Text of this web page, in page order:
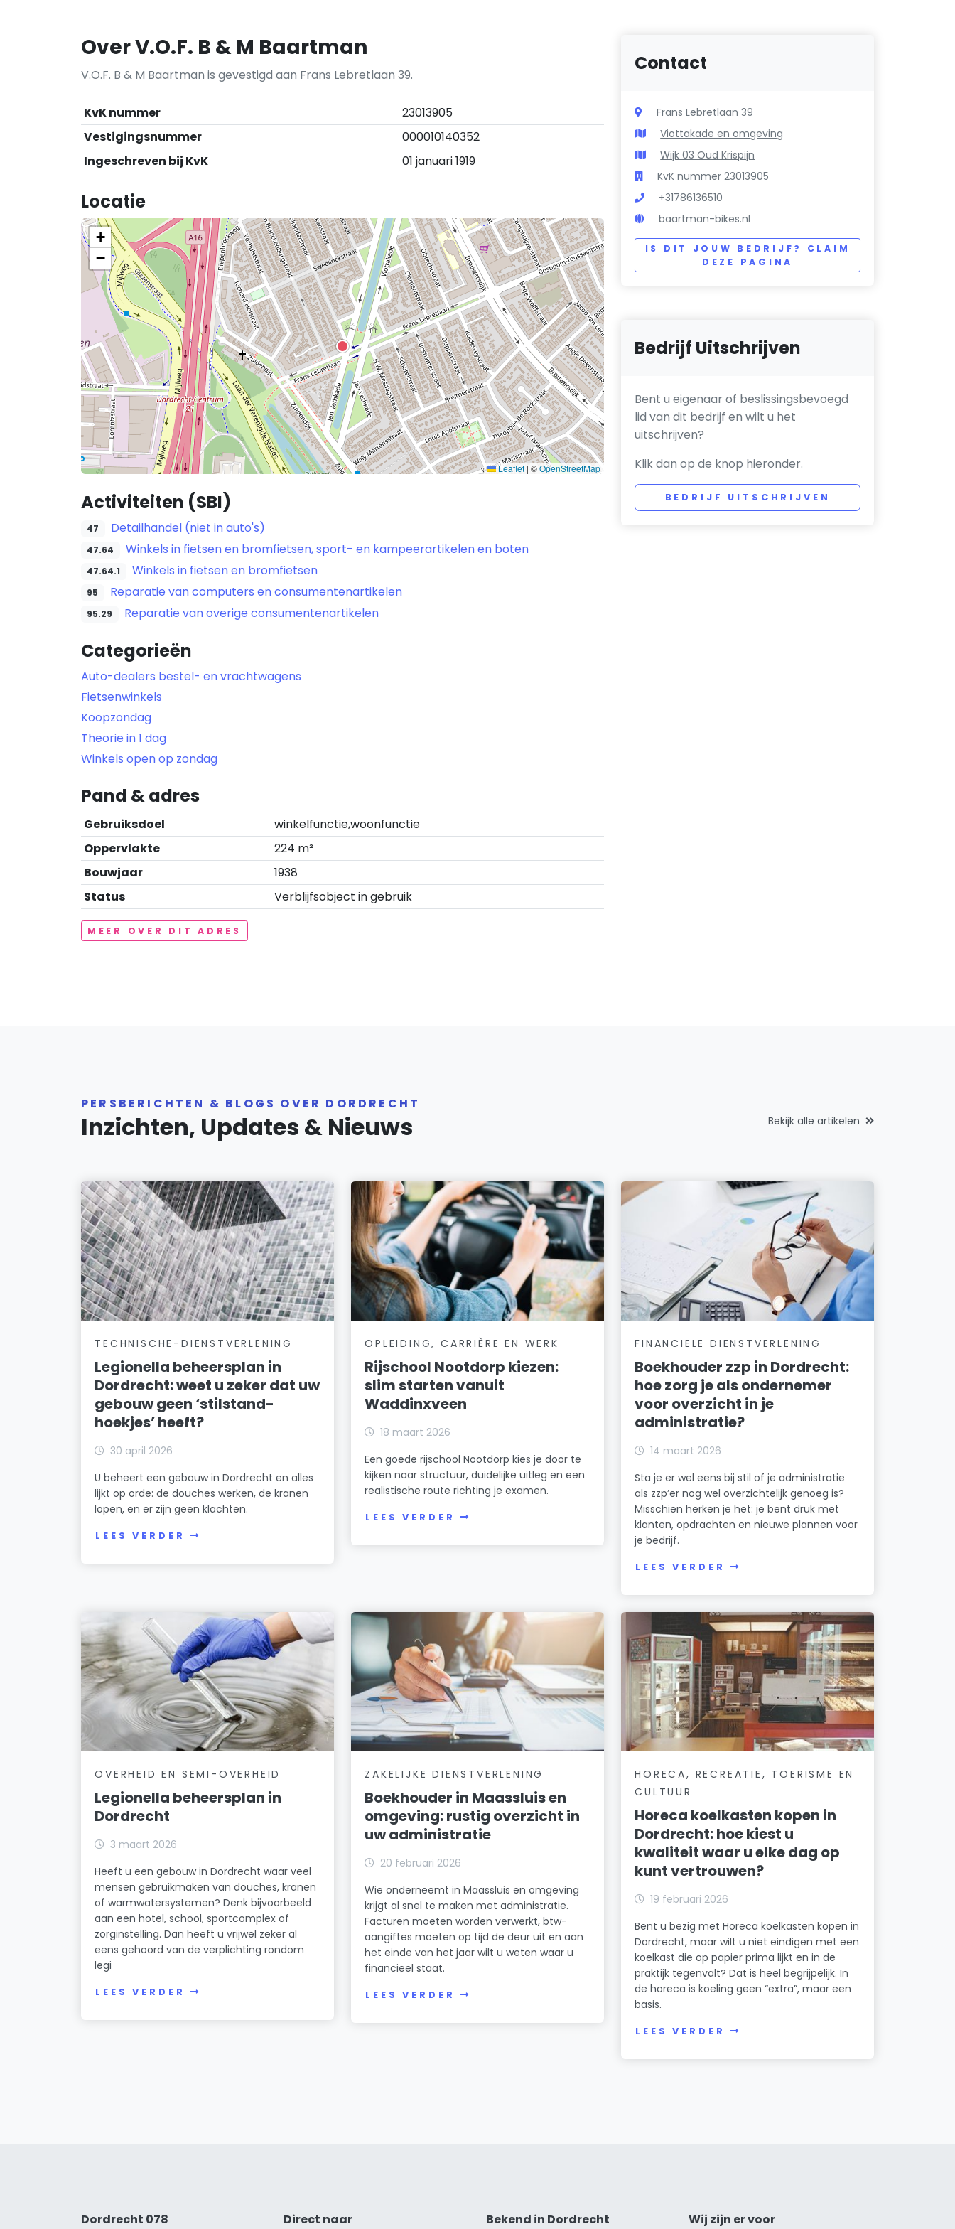
Over V.O.F. B & M Baartman
V.O.F. B & M Baartman is gevestigd aan Frans Lebretlaan 39.
KvK nummer
23013905
Vestigingsnummer
000010140352
Ingeschreven bij KvK
01 januari 1919
Locatie
+
−
Leaflet | ©OpenStreetMap
Activiteiten (SBI)
47 Detailhandel (niet in auto's)
47.64 Winkels in fietsen en bromfietsen, sport- en kampeerartikelen en boten
47.64.1 Winkels in fietsen en bromfietsen
95 Reparatie van computers en consumentenartikelen
95.29 Reparatie van overige consumentenartikelen
Categorieën
Auto-dealers bestel- en vrachtwagens
Fietsenwinkels
Koopzondag
Theorie in 1 dag
Winkels open op zondag
Pand & adres
Gebruiksdoel
winkelfunctie,woonfunctie
Oppervlakte
224 m²
Bouwjaar
1938
Status
Verblijfsobject in gebruik
MEER OVER DIT ADRES
Contact
Frans Lebretlaan 39
Viottakade en omgeving
Wijk 03 Oud Krispijn
KvK nummer 23013905
+31786136510
baartman-bikes.nl
IS DIT JOUW BEDRIJF? CLAIM
DEZE PAGINA
Bedrijf Uitschrijven
Bent u eigenaar of beslissingsbevoegd
lid van dit bedrijf en wilt u het
uitschrijven?
Klik dan op de knop hieronder.
BEDRIJF UITSCHRIJVEN
PERSBERICHTEN & BLOGS OVER DORDRECHT
Inzichten, Updates & Nieuws Bekijk alle artikelen
TECHNISCHE-DIENSTVERLENING
Legionella beheersplan in
Dordrecht: weet u zeker dat uw
gebouw geen ‘stilstand-
hoekjes’ heeft?
30 april 2026
U beheert een gebouw in Dordrecht en alles
lijkt op orde: de douches werken, de kranen
lopen, en er zijn geen klachten.
LEES VERDER
OPLEIDING, CARRIÈRE EN WERK
Rijschool Nootdorp kiezen:
slim starten vanuit
Waddinxveen
18 maart 2026
Een goede rijschool Nootdorp kies je door te
kijken naar structuur, duidelijke uitleg en een
realistische route richting je examen.
LEES VERDER
FINANCIELE DIENSTVERLENING
Boekhouder zzp in Dordrecht:
hoe zorg je als ondernemer
voor overzicht in je
administratie?
14 maart 2026
Sta je er wel eens bij stil of je administratie
als zzp’er nog wel overzichtelijk genoeg is?
Misschien herken je het: je bent druk met
klanten, opdrachten en nieuwe plannen voor
je bedrijf.
LEES VERDER
OVERHEID EN SEMI-OVERHEID
Legionella beheersplan in
Dordrecht
3 maart 2026
Heeft u een gebouw in Dordrecht waar veel
mensen gebruikmaken van douches, kranen
of warmwatersystemen? Denk bijvoorbeeld
aan een hotel, school, sportcomplex of
zorginstelling. Dan heeft u vrijwel zeker al
eens gehoord van de verplichting rondom
legi
LEES VERDER
ZAKELIJKE DIENSTVERLENING
Boekhouder in Maassluis en
omgeving: rustig overzicht in
uw administratie
20 februari 2026
Wie onderneemt in Maassluis en omgeving
krijgt al snel te maken met administratie.
Facturen moeten worden verwerkt, btw-
aangiftes moeten op tijd de deur uit en aan
het einde van het jaar wilt u weten waar u
financieel staat.
LEES VERDER
HORECA, RECREATIE, TOERISME EN
CULTUUR
Horeca koelkasten kopen in
Dordrecht: hoe kiest u
kwaliteit waar u elke dag op
kunt vertrouwen?
19 februari 2026
Bent u bezig met Horeca koelkasten kopen in
Dordrecht, maar wilt u niet eindigen met een
koelkast die op papier prima lijkt en in de
praktijk tegenvalt? Dat is heel begrijpelijk. In
de horeca is koeling geen “extra”, maar een
basis.
LEES VERDER
Dordrecht 078 Direct naar Bekend in Dordrecht Wij zijn er voor